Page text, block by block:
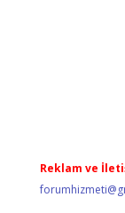
Reklam ve